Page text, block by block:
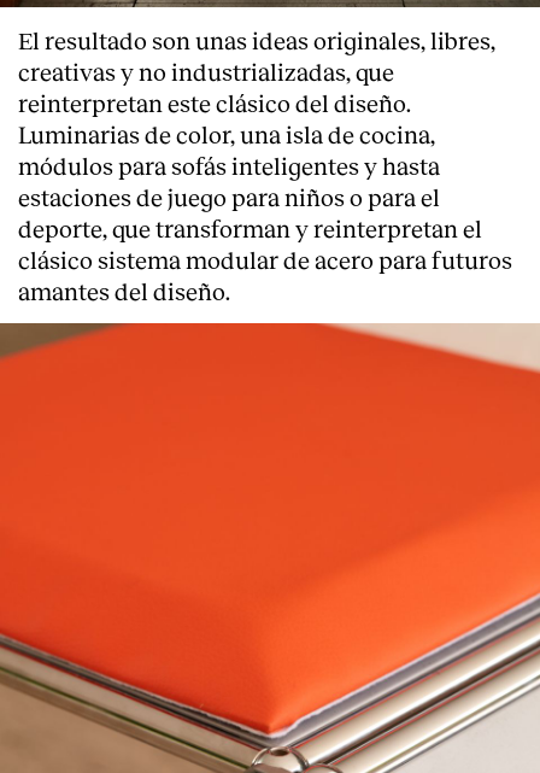
El resultado son unas ideas originales, libres,
creativas y no industrializadas, que
reinterpretan este clásico del diseño.
Luminarias de color, una isla de cocina,
módulos para sofás inteligentes y hasta
estaciones de juego para niños o para el
deporte, que transforman y reinterpretan el
clásico sistema modular de acero para futuros
amantes del diseño.